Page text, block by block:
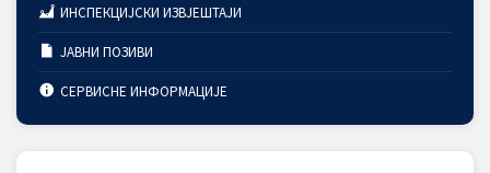
ИНСПЕКЦИЈСКИ ИЗВЈЕШТАЈИ
ЈАВНИ ПОЗИВИ
СЕРВИСНЕ ИНФОРМАЦИЈЕ